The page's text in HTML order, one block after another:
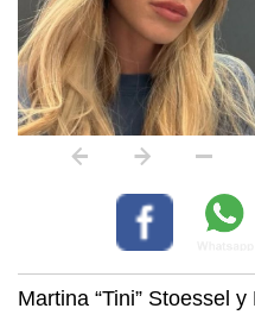
Martina “Tini” Stoessel